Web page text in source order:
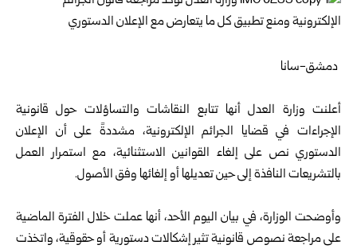
دمشق-سانا
أعلنت وزارة العدلأنها تتابع النقاشات والتساؤلات حول قانونية
الإجراءات في قضايا الجرائم الإلكترونية، مشددةً على أن الإعلان
الدستوري نص على إلغاء القوانين الاستثنائية، مع استمرار العمل
بالتشريعات النافذة إلى حين تعديلها أو إلغائها وفق الأصول.
وأوضحت الوزارة، في بيان اليوم الأحد، أنها عملت خلال الفترة الماضية
على مراجعة نصوص قانونية تثير إشكالات دستورية أو حقوقية، واتخذت